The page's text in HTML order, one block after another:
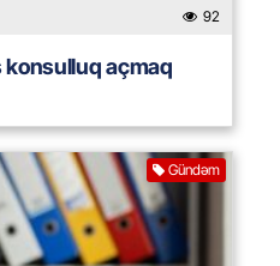
92
konsulluq açmaq
Gündəm